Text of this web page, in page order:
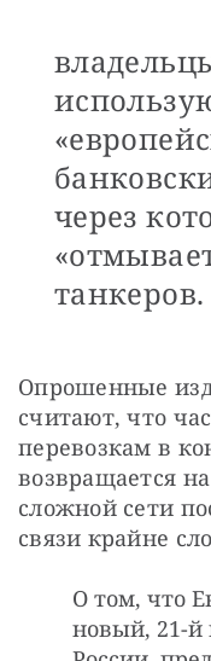
через
танкеров.
Опрошенные
считают, что
перевозкам в
возвращается
сложной сети
связи крайне
О том, что
новый, 21-й